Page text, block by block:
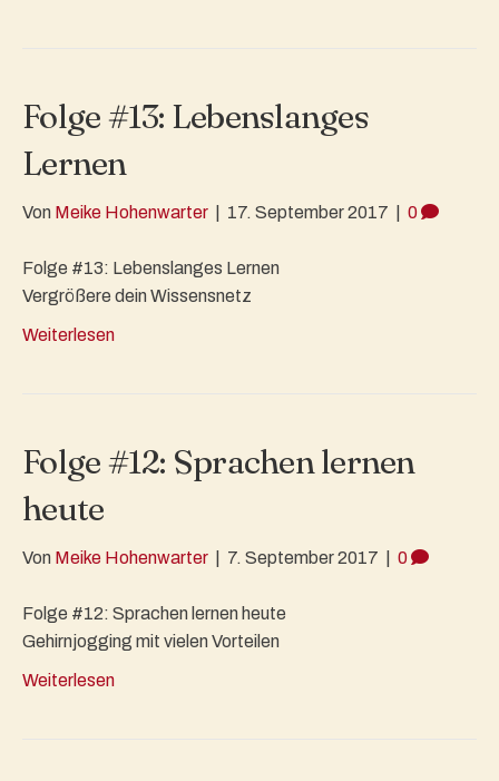
Folge #13: Lebenslanges
Lernen
Von Meike Hohenwarter 17. September 2017 0
Folge #13: Lebenslanges Lernen
Vergrößere dein Wissensnetz
Weiterlesen
Folge #12: Sprachen lernen
heute
Von Meike Hohenwarter 7. September 2017 0
Folge #12: Sprachen lernen heute
Gehirnjogging mit vielen Vorteilen
Weiterlesen